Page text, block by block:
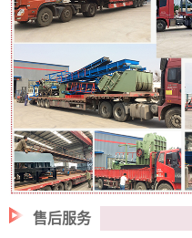
售后服务